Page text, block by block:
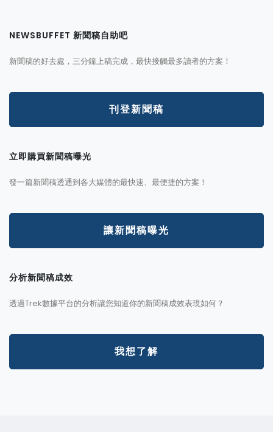
NEWSBUFFET 新聞稿自助吧
新聞稿的好去處，三分鐘上稿完成，最快接觸最多讀者的方案！
刊登新聞稿
立即購買新聞稿曝光
發一篇新聞稿透通到各大媒體的最快速、最便捷的方案！
讓新聞稿曝光
分析新聞稿成效
透過Trek數據平台的分析讓您知道你的新聞稿成效表現如何？
我想了解